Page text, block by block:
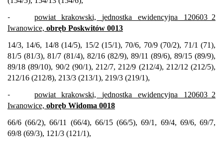
- powiat krakowski,jednostka ewidencyjna 120603_2
Iwanowice, obręb Poskwitów 0013
14/3, 14/6, 14/8 (14/5), 15/2 (15/1), 70/6, 70/9 (70/2), 71/1 (71),
81/5 (81/3), 81/7 (81/4), 82/16 (82/9), 89/11 (89/6), 89/15 (89/9),
89/18 (89/10), 90/2 (90/1), 212/7, 212/9 (212/4), 212/12 (212/5),
212/16 (212/8), 213/3 (213/1), 219/3 (219/1),
- powiat krakowski,jednostka ewidencyjna 120603_2
Iwanowice, obręb Widoma 0018
66/6 (66/2), 66/11 (66/4), 66/15 (66/5), 69/1, 69/4, 69/6, 69/7,
69/8 (69/3), 121/3 (121/1),